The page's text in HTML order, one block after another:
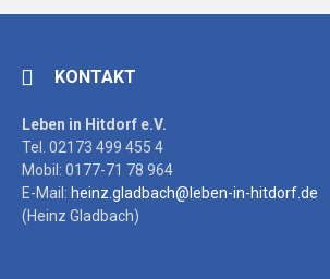
KONTAKT
Leben in Hitdorf e.V.
Tel. 02173 499 455 4
Mobil: 0177-71 78 964
E-Mail: heinz.gladbach@leben-in-hitdorf.de
(Heinz Gladbach)